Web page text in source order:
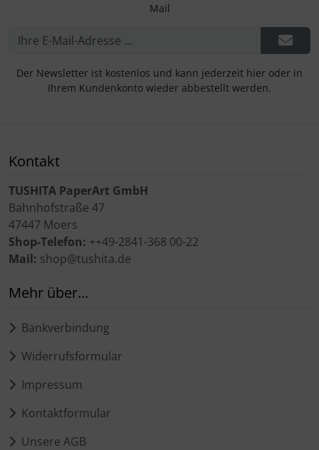
Mail
Der Newsletter ist kostenlos und kann jederzeit hier oder in
Ihrem Kundenkonto wieder abbestellt werden.
Kontakt
TUSHITA PaperArt GmbH
Bahnhofstraße 47
47447 Moers
Shop-Telefon: ++49-2841-368 00-22
Mail: shop@tushita.de
Mehr über...
Bankverbindung
Widerrufsformular
Impressum
Kontaktformular
Unsere AGB